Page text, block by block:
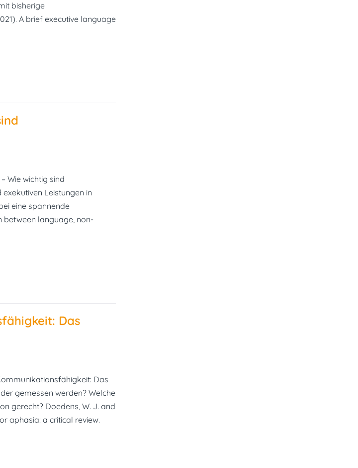
bisherige
A brief executive language
Wie wichtig sind
Leistungen in
eine spannende
between language, non-
Das
Das
gemessen werden? Welche
gerecht? Doedens, W. J. and
aphasia: a critical review.